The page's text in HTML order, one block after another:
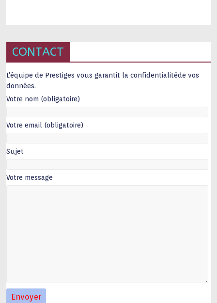
CONTACT
L'équipe de Prestiges vous garantit la confidentialitéde vos
données.
Votre nom (obligatoire)
Votre email (obligatoire)
Sujet
Votre message